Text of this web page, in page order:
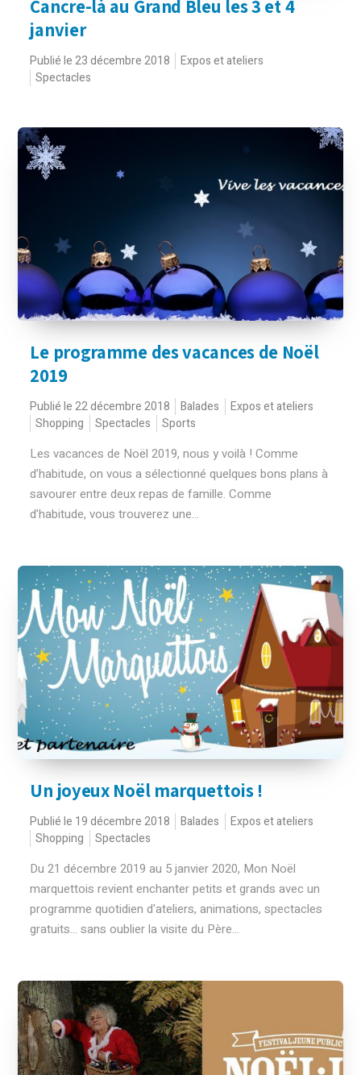
Cancre-là au Grand Bleu les 3 et 4
janvier
Publié le 23 décembre 2018
Expos et ateliers
Spectacles
Le programme des vacances de Noël
2019
Publié le 22 décembre 2018 Balades
Expos et ateliers
Shopping
Spectacles Sports
Les vacances de Noël 2019, nous y voilà ! Comme
d’habitude, on vous a sélectionné quelques bons plans à
savourer entre deux repas de famille. Comme
d’habitude, vous trouverez une...
Un joyeux Noël marquettois !
Publié le 19 décembre 2018 Balades
Expos et ateliers
Shopping
Spectacles
Du 21 décembre 2019 au 5 janvier 2020, Mon Noël
marquettois revient enchanter petits et grands avec un
programme quotidien d'ateliers, animations, spectacles
gratuits... sans oublier la visite du Père...